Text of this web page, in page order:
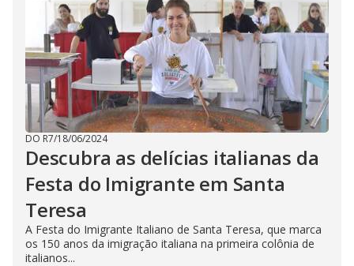
DO R7/18/06/2024
Descubra as delícias italianas da
Festa do Imigrante em Santa
Teresa
A Festa do Imigrante Italiano de Santa Teresa, que marca
os 150 anos da imigração italiana na primeira colônia de
italianos...